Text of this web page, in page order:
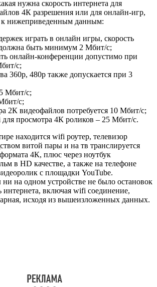
Подводя итоги, важно сказать, что
в любом формате – это зависит
человека, а также от возможностей
Ведь передача 4К через wifi станет
если скорость интернета будет
нормами.
приобретать дорогостоящие и
– достаточно иметь в квартире
хотя бы от 65 дюймов, и даже тогда
в непревзойденном качестве
передаче цвета в гармонии с плавными
развитие телевидения и Интернет-
к созданию телевизионных приемников,
можно столкнуться, — так это с
качеством подключаемого Интернет-